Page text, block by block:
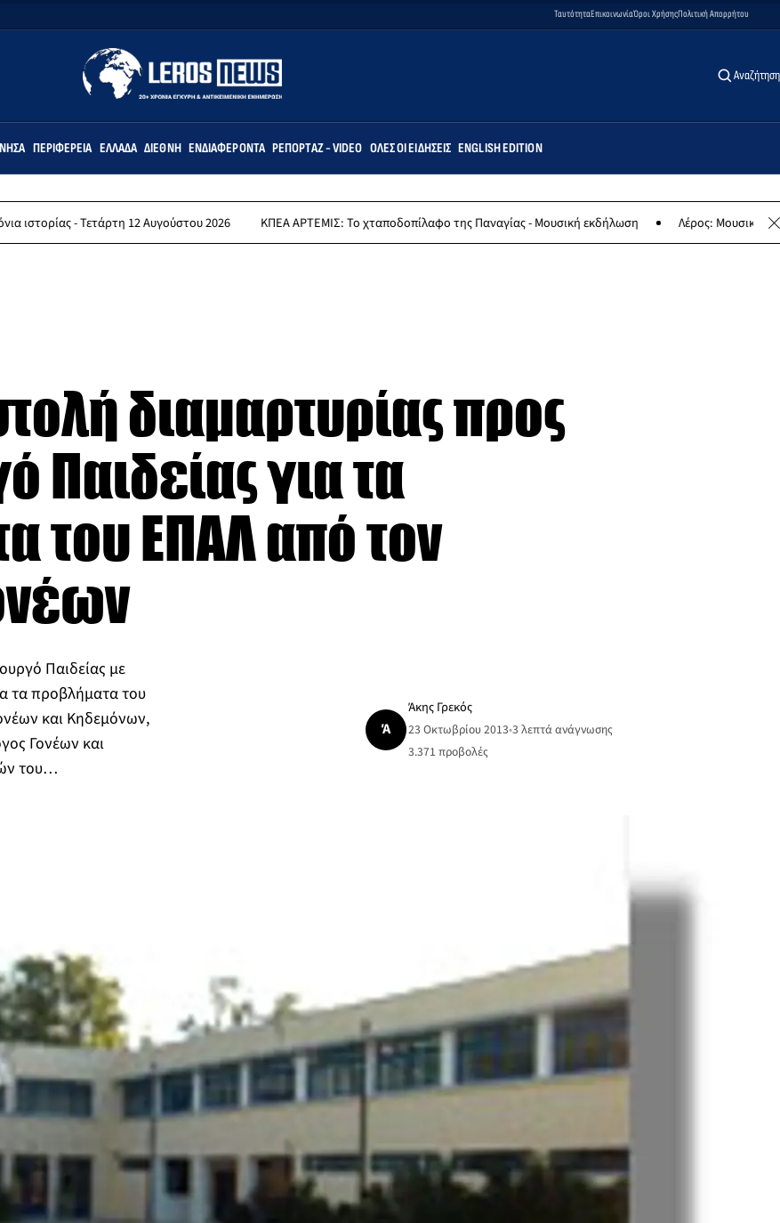
ΤαυτότηταΕπικοινωνίαΌροι ΧρήσηςΠολιτική Απορρήτου
Αναζήτηση
ΠΕΡΙΦΈΡΕΙΑ ΕΛΛΆΔΑ ΔΙΕΘΝΉ ΕΝΔΙΑΦΈΡΟΝΤΑ ΡΕΠΟΡΤΆΖ - VIDEO ΌΛΕΣ ΟΙ ΕΙΔΉΣΕΙΣ ENGLISH EDITION
- Τετάρτη 12 Αυγούστου 2026 ΚΠΕΑ ΑΡΤΕΜΙΣ: Το χταποδοπίλαφο της Παναγίας - Μουσική εκδήλωση Λέρος: Μουσική συναυλία των
διαμαρτυρίας προς
Παιδείας για τα
του ΕΠΑΛ από τον
Παιδείας με
τα προβλήματα του
και Κηδεμόνων,
Γονέων και
του…
Ά
Άκης Γρεκός
23 Οκτωβρίου 2013•3 λεπτά ανάγνωσης
3.371 προβολές